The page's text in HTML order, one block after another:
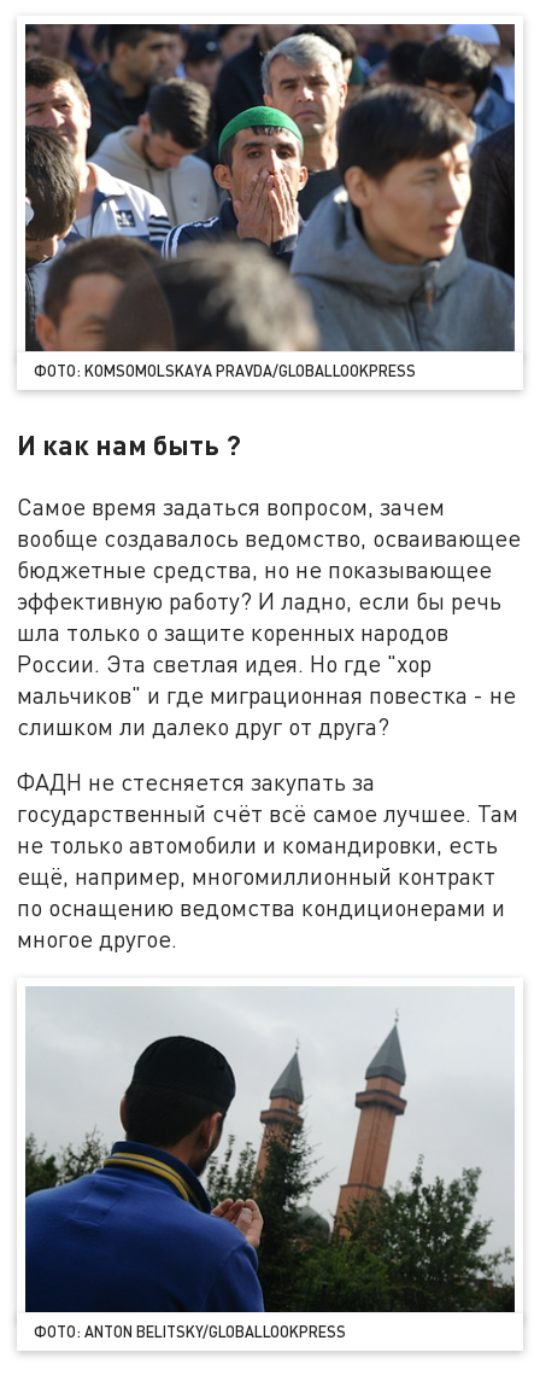
ФОТО: KOMSOMOLSKAYA PRAVDA/GLOBALLOOKPRESS
И как нам быть ?
Самое время задаться вопросом, зачем
вообще создавалось ведомство, осваивающее
бюджетные средства, но не показывающее
эффективную работу? И ладно, если бы речь
шла только о защите коренных народов
России. Эта светлая идея. Но где "хор
мальчиков" и где миграционная повестка - не
слишком ли далеко друг от друга?
ФАДН не стесняется закупать за
государственный счёт всё самое лучшее. Там
не только автомобили и командировки, есть
ещё, например, многомиллионный контракт
по оснащению ведомства кондиционерами и
многое другое.
ФОТО: ANTON BELITSKY/GLOBALLOOKPRESS